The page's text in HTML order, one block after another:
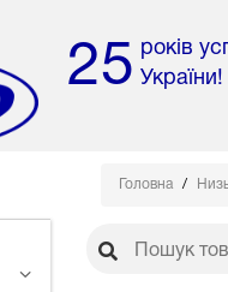
25 років
України!
Головна